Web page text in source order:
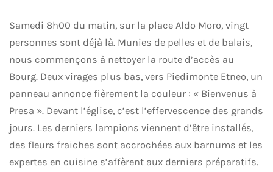
Samedi 8h00 du matin, sur la place Aldo Moro, vingt
personnes sont déjà là. Munies de pelles et de balais,
nous commençons à nettoyer la route d’accès au
Bourg. Deux virages plus bas, vers Piedimonte Etneo, un
panneau annonce fièrement la couleur : « Bienvenus à
Presa ». Devant l’église, c’est l’effervescence des grands
jours. Les derniers lampions viennent d’être installés,
des fleurs fraiches sont accrochées aux barnums et les
expertes en cuisine s’affèrent aux derniers préparatifs.